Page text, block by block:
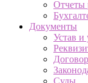
Отчеты
Документы
Устав и
Суды